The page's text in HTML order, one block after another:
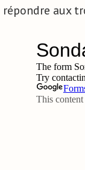
répondre aux